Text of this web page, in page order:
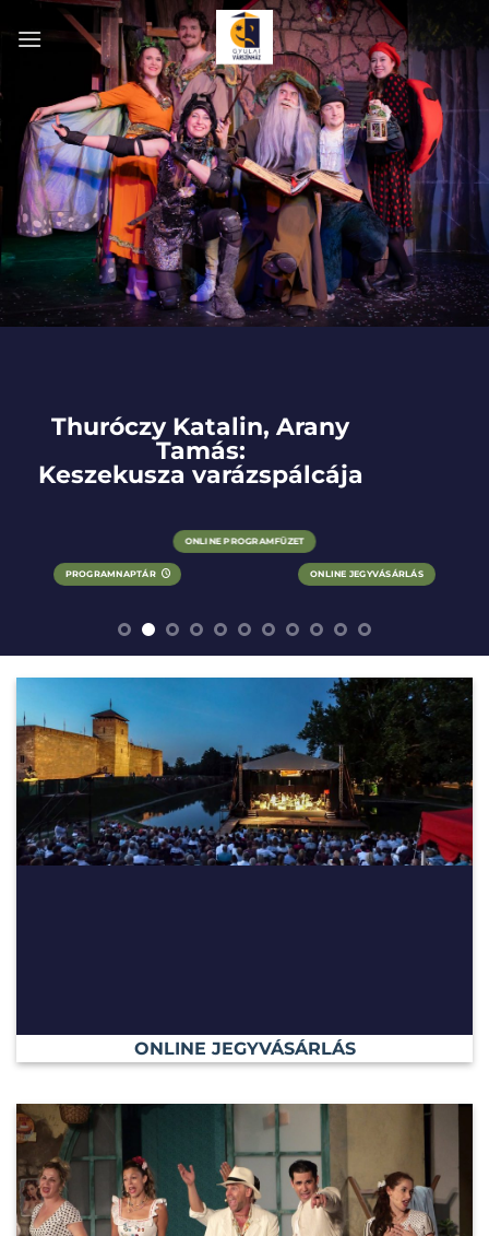
Thuróczy Katalin, Arany
Tamás:
Keszekusza varázspálcája
ONLINE JEGYVÁSÁRLÁS
PROGRAMNAPTÁR
ONLINE PROGRAMFÜZET
ONLINE JEGYVÁSÁRLÁS